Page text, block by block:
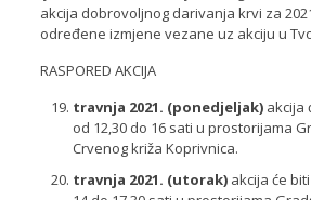
akcija dobrovoljnog darivanja krvi za
određene izmjene vezane uz akciju u
RASPORED AKCIJA
travnja 2021. (ponedjeljak)akcija
od 12,30 do 16 sati u prostorijama
Crvenog križa Koprivnica.
travnja 2021. (utorak)akcija će biti